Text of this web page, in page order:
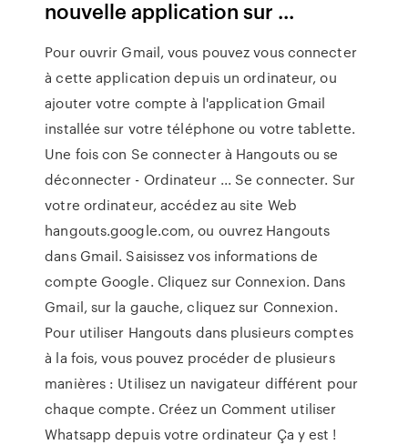
nouvelle application sur ...
Pour ouvrir Gmail, vous pouvez vous connecter
à cette application depuis un ordinateur, ou
ajouter votre compte à l'application Gmail
installée sur votre téléphone ou votre tablette.
Une fois con Se connecter à Hangouts ou se
déconnecter - Ordinateur ... Se connecter. Sur
votre ordinateur, accédez au site Web
hangouts.google.com, ou ouvrez Hangouts
dans Gmail. Saisissez vos informations de
compte Google. Cliquez sur Connexion. Dans
Gmail, sur la gauche, cliquez sur Connexion.
Pour utiliser Hangouts dans plusieurs comptes
à la fois, vous pouvez procéder de plusieurs
manières : Utilisez un navigateur différent pour
chaque compte. Créez un Comment utiliser
Whatsapp depuis votre ordinateur Ça y est !